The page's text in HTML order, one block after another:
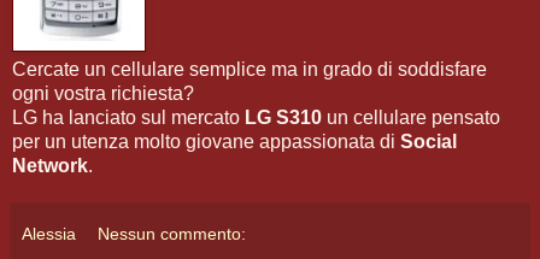
Cercate un cellulare semplice ma in grado di soddisfare
ogni vostra richiesta?
LG ha lanciato sul mercato LG S310 un cellulare pensato
per un utenza molto giovane appassionata di Social
Network.
Alessia Nessun commento: